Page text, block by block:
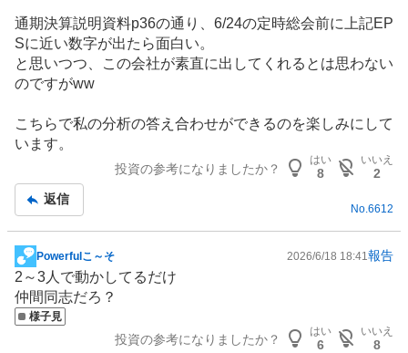
通期決算説明資料p36の通り、6/24の定時総会前に上記EP
Sに近い数字が出たら面白い。
と思いつつ、この会社が素直に出してくれるとは思わない
のですがww
こちらで私の分析の答え合わせができるのを楽しみにして
います。
投資の参考になりましたか？
はい
8
いいえ
2
返信
No. 6612
掲
示
板
記
Powerfulこ～そ 2026/6/18 18:41 報告
2～3人で動かしてるだけ
仲間同志だろ？
様子見
投資の参考になりましたか？
はい
6
いいえ
8